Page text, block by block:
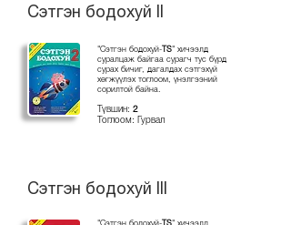
Сэтгэн бодохуй II
"Сэтгэн бодохуй- TS " хичээлд
суралцаж байгаа сурагч тус бүрд
сурах бичиг, дагалдах сэтгэхүй
хөгжүүлэх тоглоом, үнэлгээний
сорилтой байна.
Түвшин: 2
Тоглоом: Гурвал
Сэтгэн бодохуй III